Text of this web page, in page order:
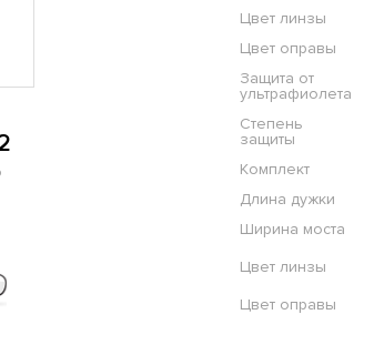
Цвет линзы
Цвет оправы
Защита от
ультрафиолета
Степень
защиты
Комплект
Длина дужки
Ширина моста
Цвет линзы
Цвет оправы